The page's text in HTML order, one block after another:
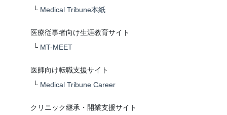
└ Medical Tribune本紙
医療従事者向け生涯教育サイト
└ MT-MEET
医師向け転職支援サイト
└ Medical Tribune Career
クリニック継承・開業支援サイト